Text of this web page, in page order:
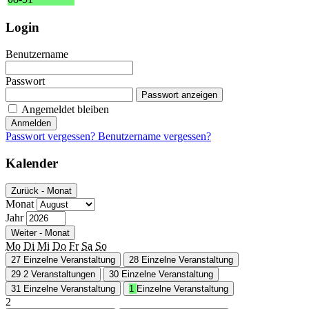
Login
Benutzername
Passwort
Passwort anzeigen
Angemeldet bleiben
Anmelden
Passwort vergessen? Benutzername vergessen?
Kalender
Zurück - Monat
Monat
Jahr
Weiter - Monat
Mo Di Mi Do Fr Sa So
27 Einzelne Veranstaltung 28 Einzelne Veranstaltung
29 2 Veranstaltungen 30 Einzelne Veranstaltung
31 Einzelne Veranstaltung 1 Einzelne Veranstaltung
2